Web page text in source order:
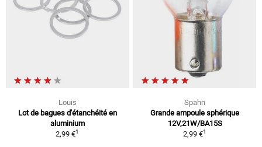
Louis
Lot de bagues d'étanchéité en
aluminium
2,99 €1
Spahn
Grande ampoule sphérique
12V,21W/BA15S
2,99 €1